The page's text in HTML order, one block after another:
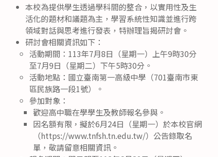
本校為提供學生透過學科間的整合，以實用性及生
活化的題材和議題為主，學習系統性知識並進行跨
領域對話與思考進行發表，特辦理旨揭研討會。
研討會相關資訊如下：
活動期間：113年7月8日（星期一）上午9時30分
至7月9日（星期二）下午5時30分。
活動地點：國立臺南第一高級中學（701臺南市東
區民族路一段1號）。
參加對象：
歡迎高中職在學學生及教師報名參與。
因名額有限，擬於6月24日（星期一）於本校官網
（https://www.tnfsh.tn.edu.tw/）公告錄取名
單，敬請留意相關資訊。